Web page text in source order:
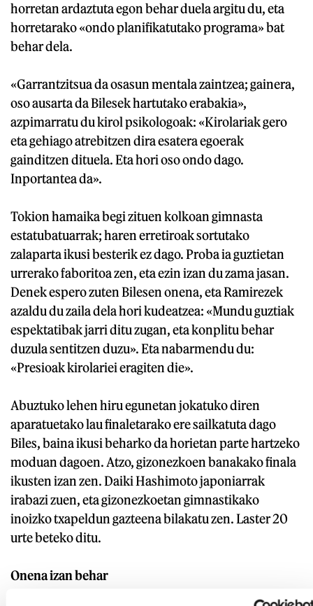
horretan ardaztuta egon behar duela argitu du, eta
horretarako «ondo planifikatutako programa» bat
behar dela.
«Garrantzitsua da osasun mentala zaintzea; gainera,
oso ausarta da Bilesek hartutako erabakia»,
azpimarratu du kirol psikologoak: «Kirolariak gero
eta gehiago atrebitzen dira esatera egoerak
gainditzen dituela. Eta hori oso ondo dago.
Inportantea da».
Tokion hamaika begi zituen kolkoan gimnasta
estatubatuarrak; haren erretiroak sortutako
zalaparta ikusi besterik ez dago. Proba ia guztietan
urrerako faboritoa zen, eta ezin izan du zama jasan.
Denek espero zuten Bilesen onena, eta Ramirezek
azaldu du zaila dela hori kudeatzea: «Mundu guztiak
espektatibak jarri ditu zugan, eta konplitu behar
duzula sentitzen duzu». Eta nabarmendu du:
«Presioak kirolariei eragiten die».
Abuztuko lehen hiru egunetan jokatuko diren
aparatuetako lau finaletarako ere sailkatuta dago
Biles, baina ikusi beharko da horietan parte hartzeko
moduan dagoen. Atzo, gizonezkoen banakako finala
ikusten izan zen. Daiki Hashimoto japoniarrak
irabazi zuen, eta gizonezkoetan gimnastikako
inoizko txapeldun gazteena bilakatu zen. Laster 20
urte beteko ditu.
Onena izan behar